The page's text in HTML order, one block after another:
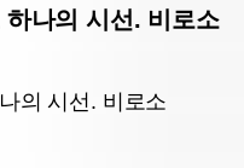
나의 시선. 비로소
의 시선. 비로소